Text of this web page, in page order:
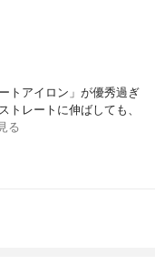
トアイロン」が優秀過ぎ
トレートに伸ばしても、
る